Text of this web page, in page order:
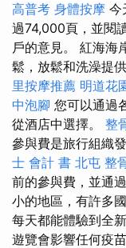
高普考 身體按摩 今
過74,000頁，並閱
戶的意見。 紅海海
鬆，放鬆和洗澡提
里按摩推薦 明道花
中泡腳 您可以通過
從酒店中選擇。 整
參與費是旅行組織
士 會計 書 北屯 整
前的參與費，並通
小的地區，有許多
每天都能體驗到全
遊覽會影響任何疫